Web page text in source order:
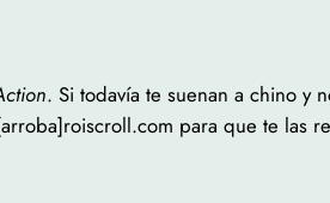
. Si todavía te suenan a chino y
para que te las